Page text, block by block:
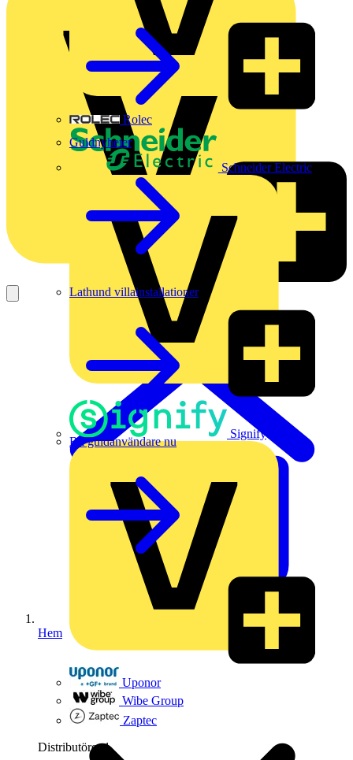
Rolec
Schneider Electric
Signify
Uponor
Wibe Group
Zaptec
Distributörer 1
Guldnyheter
Lathund villainstallationer
Bli guldanvändare nu
Hem